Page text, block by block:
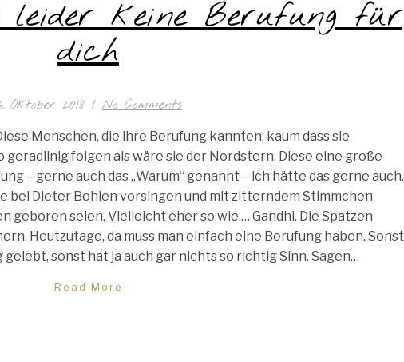
leider keine Berufung für
dich
Oktober 2018 / No Comments
Menschen, die ihre Berufung kannten, kaum dass sie
geradlinig folgen als wäre sie der Nordstern. Diese eine große
– gerne auch das „Warum“ genannt – ich hätte das gerne auch.
bei Dieter Bohlen vorsingen und mit zitterndem Stimmchen
geboren seien. Vielleicht eher so wie … Gandhi. Die Spatzen
Heutzutage, da muss man einfach eine Berufung haben. Sonst
sonst hat ja auch gar nichts so richtig Sinn. Sagen…
Read More